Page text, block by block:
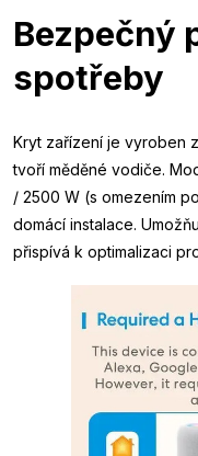
Bezpečný
spotřeby
Kryt zařízení je vyroben
tvoří měděné vodiče.
/ 2500 W (s omezením
domácí instalace.
přispívá k optimalizaci